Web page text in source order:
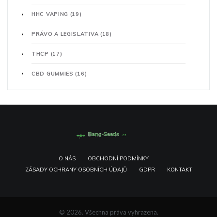
HHC VAPING (19)
PRÁVO A LEGISLATIVA (18)
THCP (17)
CBD GUMMIES(16)
O NÁS
OBCHODNÍ PODMÍNKY
ZÁSADY OCHRANY OSOBNÍCH ÚDAJŮ
GDPR KONTAKT
© 2026. Všechna práva vyhrazena.